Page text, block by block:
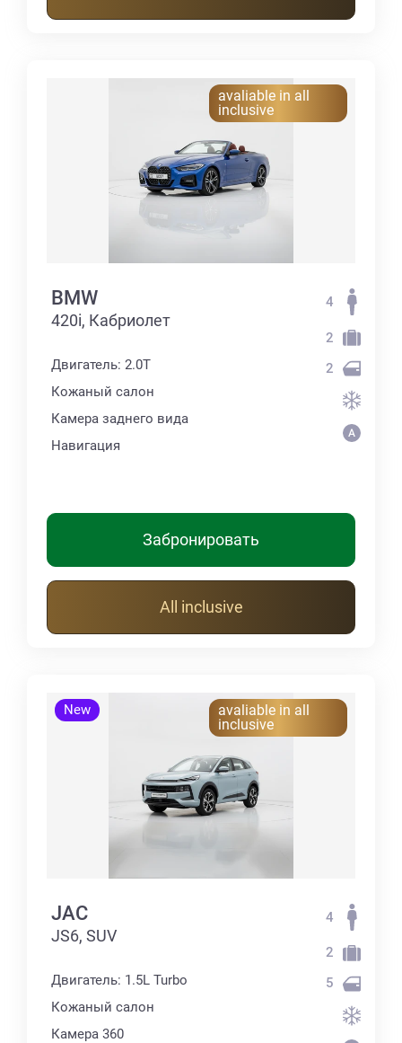
avaliable in all
inclusive
BMW
420i, Кабриолет
Двигатель: 2.0T
Кожаный салон
Камера заднего вида
Навигация
4
2
2
Забронировать
All inclusive
New
avaliable in all
inclusive
JAC
JS6, SUV
Двигатель: 1.5L Turbo
Кожаный салон
Камера 360
4
2
5